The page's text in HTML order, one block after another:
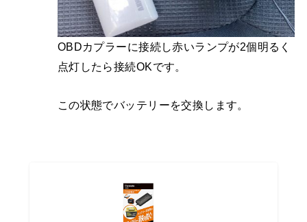
OBDカプラーに接続し赤いランプが2個明るく
点灯したら接続OKです。
この状態でバッテリーを交換します。